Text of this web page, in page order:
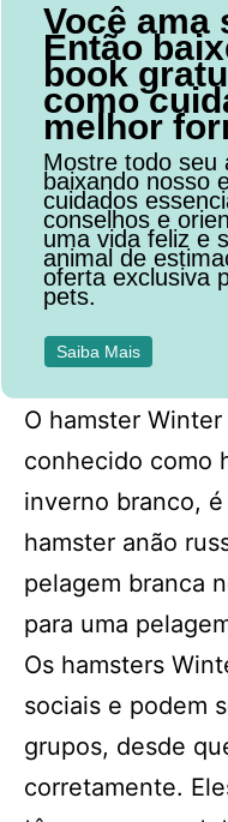
Você ama
Então
book
como
melhor
Mostre todo seu
baixando nosso
cuidados
conselhos e
uma vida feliz e
animal de
oferta exclusiva
pets.
Saiba Mais
O hamster
conhecido como
inverno branco,
hamster anão
pelagem branca
para uma
Os hamsters
sociais e podem
grupos, desde
corretamente.